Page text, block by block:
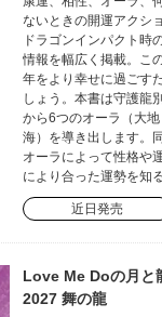
ないときの開運アクシ
ドラゴンインパクト時
情報を幅広く掲載。こ
年をより幸せに過ごす
しょう。本書は守護龍
から6つのオーラ（大
海）を導き出します。
オーラによって性格や
により合った運勢を知
近日発売
Love Me Doの月と
2027 舞の龍